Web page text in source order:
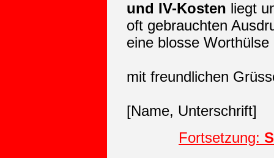
und IV-Kosten liegt
oft gebrauchten
eine blosse
mit freundlichen
[Name, Unterschrift]
Fortsetzung: